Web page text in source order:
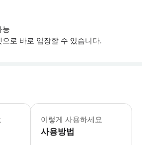
능
로 바로 입장할 수 있습니다.
▶ 꼭 알아두세요 * 이용권은 구매일
이렇게 사용하세요
사용방법